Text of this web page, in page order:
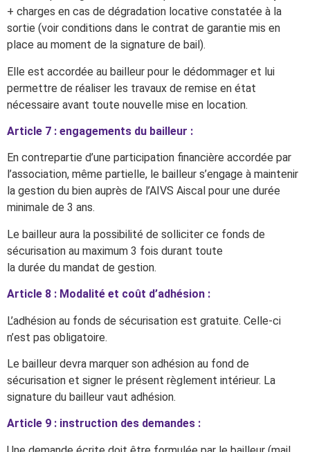
+ charges en cas de dégradation locative constatée à la
sortie (voir conditions dans le contrat de garantie mis en
place au moment de la signature de bail).
Elle est accordée au bailleur pour le dédommager et lui
permettre de réaliser les travaux de remise en état
nécessaire avant toute nouvelle mise en location.
Article 7 : engagements du bailleur :
En contrepartie d’une participation financière accordée par
l’association, même partielle, le bailleur s’engage à maintenir
la gestion du bien auprès de l’AIVS Aiscal pour une durée
minimale de 3 ans.
Le bailleur aura la possibilité de solliciter ce fonds de
sécurisation au maximum 3 fois durant toute
la durée du mandat de gestion.
Article 8 : Modalité et coût d’adhésion :
L’adhésion au fonds de sécurisation est gratuite. Celle-ci
n’est pas obligatoire.
Le bailleur devra marquer son adhésion au fond de
sécurisation et signer le présent règlement intérieur. La
signature du bailleur vaut adhésion.
Article 9 : instruction des demandes :